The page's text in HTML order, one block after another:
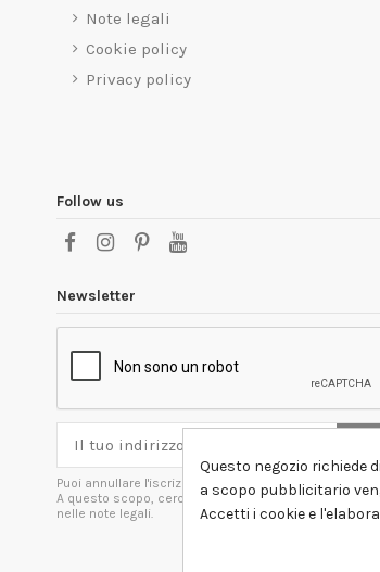
Note legali
Cookie policy
Privacy policy
Follow us
Newsletter
Puoi annullare l'iscrizione in ogni momenti.
A questo scopo, cerca le info di contatto
nelle note legali.
Questo negozio richiede
a scopo pubblicitario
Accetti i cookie e